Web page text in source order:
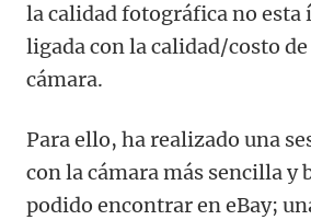
la calidad fotográfica no
ligada con la calidad/costo
cámara.
Para ello, ha realizado una
con la cámara más sencilla y
podido encontrar en eBay;